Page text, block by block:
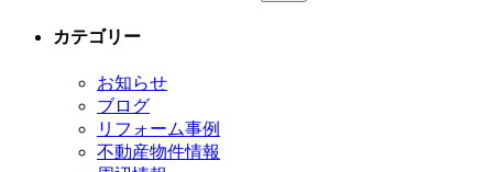
カテゴリー
お知らせ
ブログ
リフォーム事例
不動産物件情報